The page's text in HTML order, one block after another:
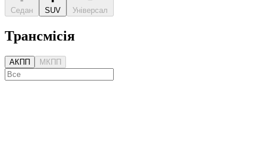
Седан SUV Універсал
Трансмісія
АКПП МКПП